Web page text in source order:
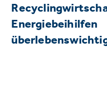
Energiebeihilfen